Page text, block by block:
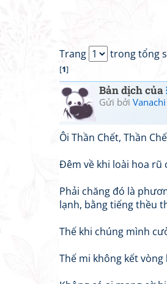
Trang trong tổng
[1]
Bản dịch của
Gửi bởi Vanachi
Ôi Thần Chết, Thần
Đêm về khi loài hoa rũ
Phải chăng đó là
lạnh, bằng tiếng thều
Thế khi chúng mình
Thế mi không kết